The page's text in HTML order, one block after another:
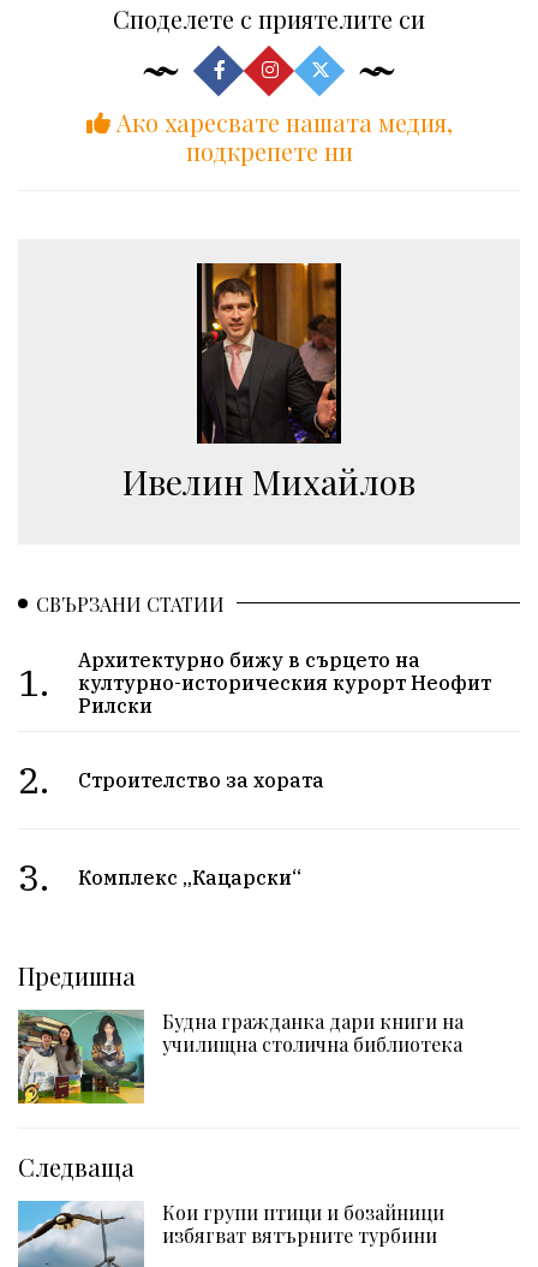
Споделете с приятелите си
Ако харесвате нашата медия,
подкрепете ни
Ивелин Михайлов
СВЪРЗАНИ СТАТИИ
1.
Архитектурно бижу в сърцето на
културно-историческия курорт Неофит
Рилски
2. Строителство за хората
3. Комплекс „Кацарски“
Предишна
Будна гражданка дари книги на
училищна столична библиотека
Следваща
Кои групи птици и бозайници
избягват вятърните турбини